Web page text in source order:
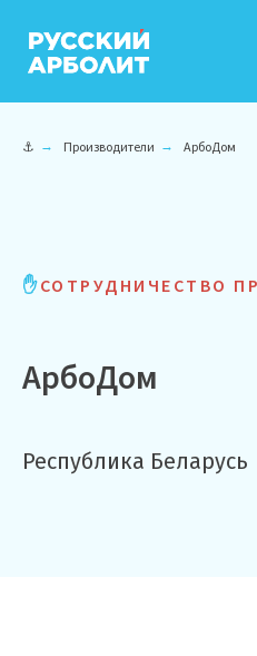
⚓ → Производители → АрбоДом
✋СОТРУДНИЧЕСТВО
АрбоДом
Республика Беларусь